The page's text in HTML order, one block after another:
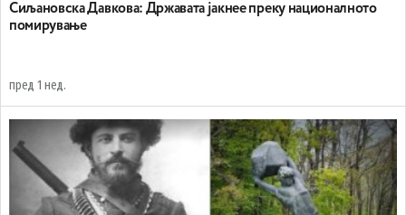
Сиљановска Давкова: Државата јакнее преку националното
помирување
пред 1 нед.